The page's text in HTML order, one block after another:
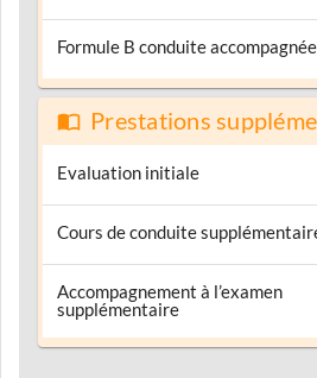
Formule B conduite accompagnée
Prestations
Evaluation initiale
Cours de conduite
Accompagnement à l’examen
supplémentaire